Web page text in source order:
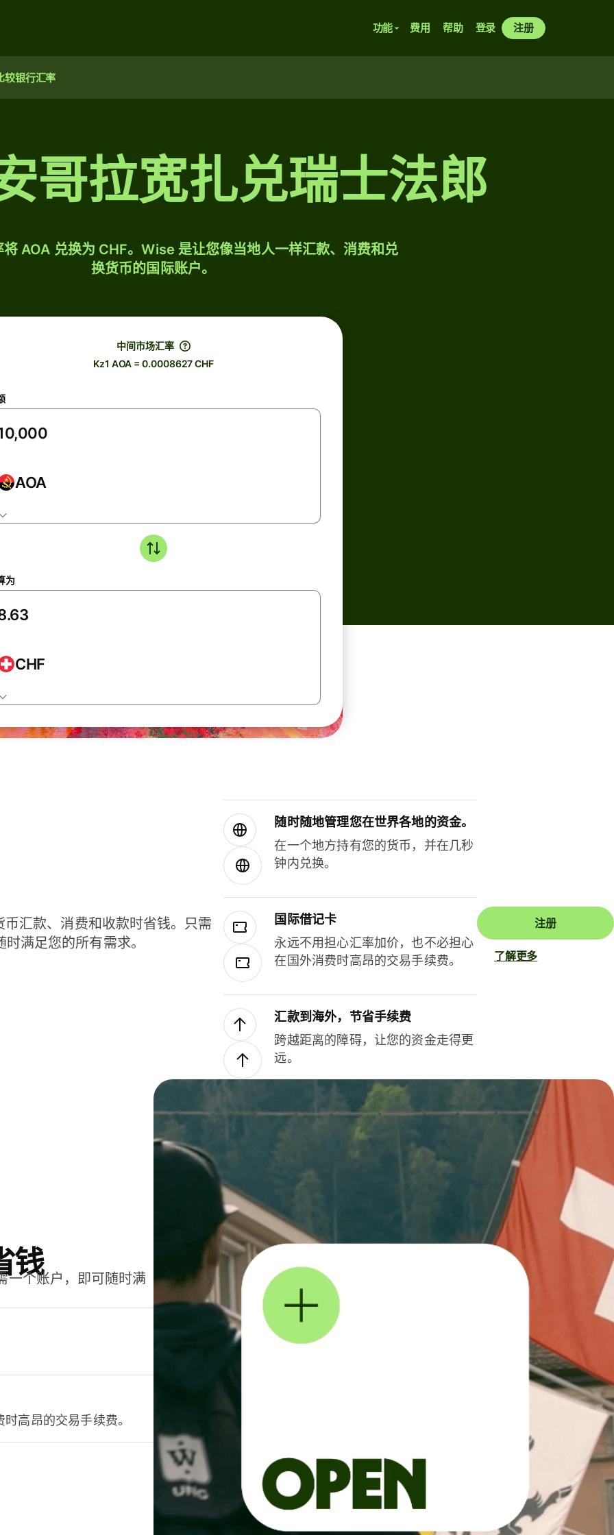
功能 费用 帮助 登录 注册
较银行汇率
哥拉宽扎兑瑞士法郎
AOA 兑换为 CHF。Wise 是让您像当地人一样汇款、消费和兑
换货币的国际账户。
中间市场汇率
Kz1 AOA = 0.0008627 CHF
AOA
为
CHF
汇款、消费和收款时省钱。只需
满足您的所有需求。
随时随地管理您在世界各地的资金。
在一个地方持有您的货币，并在几秒
钟内兑换。
国际借记卡
永远不用担心汇率加价，也不必担心
在国外消费时高昂的交易手续费。
汇款到海外，节省手续费
跨越距离的障碍，让您的资金走得更
远。
注册
了解更多
钱
一个账户，即可随时满
高昂的交易手续费。